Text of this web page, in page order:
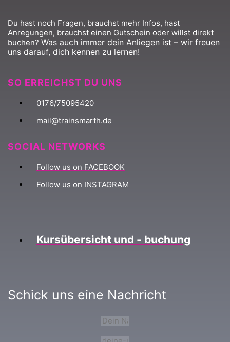
Du hast noch Fragen, brauchst mehr Infos, hast
Anregungen, brauchst einen Gutschein oder willst direkt
buchen? Was auch immer dein Anliegen ist – wir freuen
uns darauf, dich kennen zu lernen!
SO ERREICHST DU UNS
0176/75095420
mail@trainsmarth.de
SOCIAL NETWORKS
Follow us on FACEBOOK
Follow us on INSTAGRAM
Kursübersicht und - buchung
Schick uns eine Nachricht